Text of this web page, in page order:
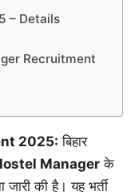
– Details
Recruitment
2025: बिहार
Managerके
की है। यह भर्ती